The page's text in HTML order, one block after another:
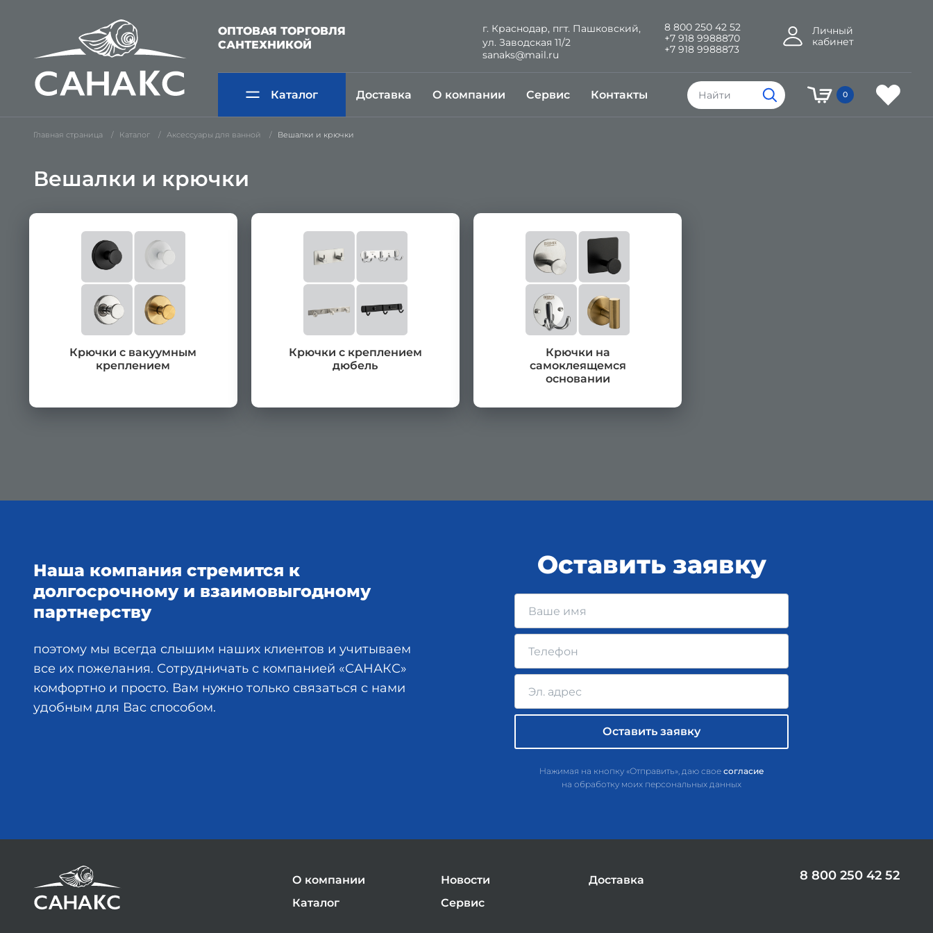
ОПТОВАЯ ТОРГОВЛЯ
САНТЕХНИКОЙ
г. Краснодар, пгт. Пашковский,
ул. Заводская 11/2
sanaks@mail.ru
8 800 250 42 52
+7 918 9988870
+7 918 9988873
Личный
кабинет
Каталог Доставка О компании Сервис Контакты 0
Главная страница Каталог Аксессуары для ванной Вешалки и крючки
Вешалки и крючки
Крючки с вакуумным
креплением
Крючки с креплением
дюбель
Крючки на
самоклеящемся
основании
Наша компания стремится к
долгосрочному и взаимовыгодному
партнерству
поэтому мы всегда слышим наших клиентов и учитываем
все их пожелания. Сотрудничать с компанией «САНАКС»
комфортно и просто. Вам нужно только связаться с нами
удобным для Вас способом.
Оставить заявку
Нажимая на кнопку «Отправить», даю свое согласие
на обработку моих персональных данных
О компании
Каталог
Новости
Сервис
Доставка 8 800 250 42 52